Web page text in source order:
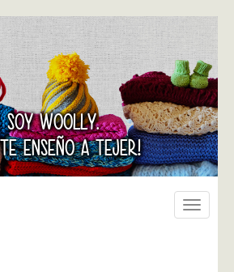
SOY WOOLLY.
ENSEÑO A TEJER!
Toggle